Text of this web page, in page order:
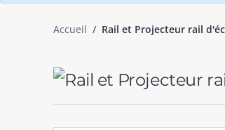
Accueil Rail et Projecteur rail